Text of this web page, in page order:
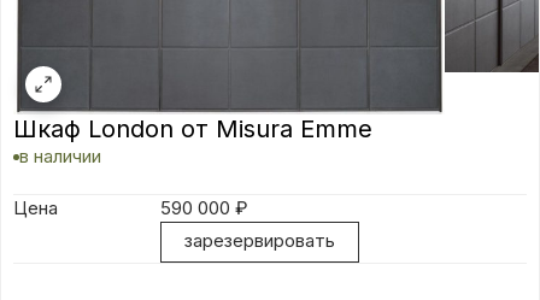
Шкаф London от Misura Emme
в наличии
Цена 590 000 ₽
зарезервировать